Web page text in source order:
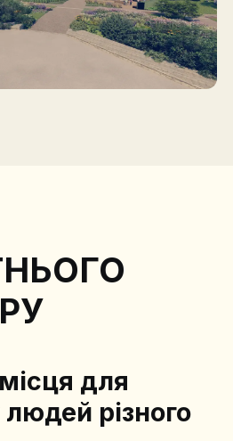
для
різного